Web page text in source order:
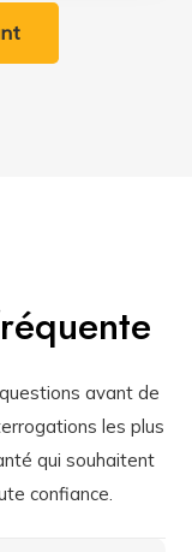
avant de
les plus
qui souhaitent
confiance.